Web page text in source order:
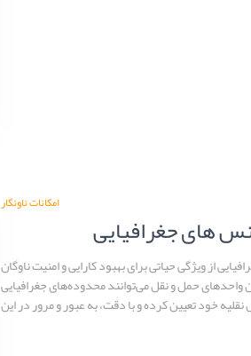
امکانات ناونگار
های جغرافیایی
از ویژگی حیاتی برای بهبود کارایی و امنیت ناوگان
واحدهای حمل و نقل می‌توانند محدوده‌های جغرافیایی
خود تعیین کرده و با دقت، به عبور و مرور در این